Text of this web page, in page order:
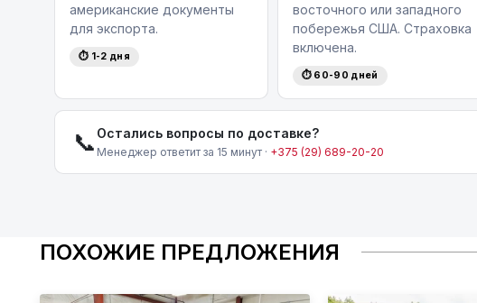
американские документы
для экспорта.
⏱ 1-2 дня
восточного или западного
побережья США. Страховка
включена.
⏱ 60-90 дней
📞 Остались вопросы по доставке?
Менеджер ответит за 15 минут · +375 (29) 689-20-20
ПОХОЖИЕ ПРЕДЛОЖЕНИЯ